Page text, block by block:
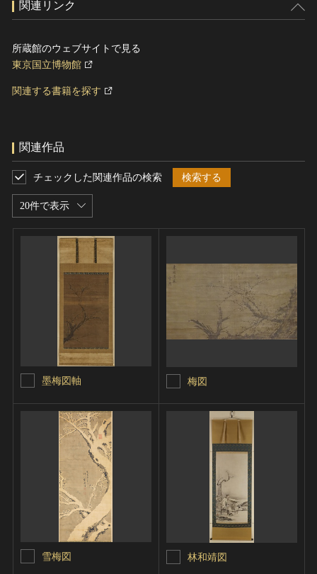
関連リンク
所蔵館のウェブサイトで見る
東京国立博物館
関連する書籍を探す
関連作品
20件で表示
チェックした関連作品の検索 検索する
墨梅図軸 梅図
雪梅図 林和靖図